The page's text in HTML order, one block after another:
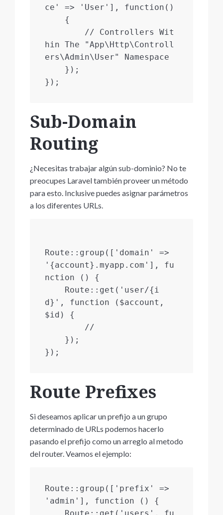
ce' => 'User'], function()
hin The "App\Http\Controll
ers\Admin\User" Namespace
});
Sub-Domain
Routing
¿Necesitas trabajar algún sub-dominio? No te
preocupes Laravel también proveer un método
para esto. Inclusive puedes asignar parámetros
a los diferentes URLs.
Route::group(['domain' =>
'{account}.myapp.com'], fu
nction () {
d}', function ($account,
$id) {
Route Prefixes
Si deseamos aplicar un prefijo a un grupo
determinado de URLs podemos hacerlo
pasando el prefijo como un arreglo al metodo
del router. Veamos el ejemplo:
Route::group(['prefix' =>
'admin'], function () {